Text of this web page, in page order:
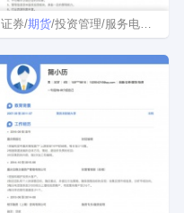
证券/期货/投资管理/服务电子版简历模板